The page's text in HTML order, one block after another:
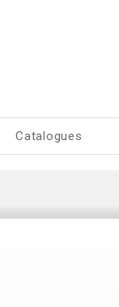
Catalogues